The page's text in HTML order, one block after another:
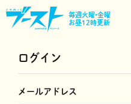
毎週火曜•金曜
お昼12時更新
ログイン
メールアドレス